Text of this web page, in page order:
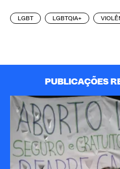
LGBT LGBTQIA+
PUBLICAÇÕES